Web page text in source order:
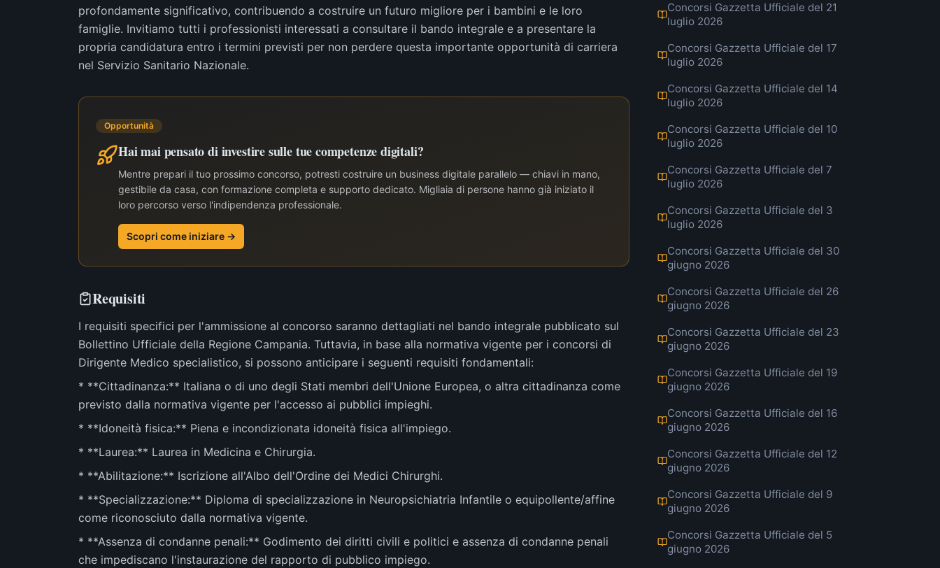
profondamente significativo, contribuendo a costruire un futuro migliore per i bambini e le loro
famiglie. Invitiamo tutti i professionisti interessati a consultare il bando integrale e a presentare la
propria candidatura entro i termini previsti per non perdere questa importante opportunità di carriera
nel Servizio Sanitario Nazionale.
Opportunità
Hai mai pensato di investire sulle tue competenze digitali?
Mentre prepari il tuo prossimo concorso, potresti costruire un business digitale parallelo — chiavi in mano,
gestibile da casa, con formazione completa e supporto dedicato. Migliaia di persone hanno già iniziato il
loro percorso verso l'indipendenza professionale.
Scopri come iniziare →
Requisiti
I requisiti specifici per l'ammissione al concorso saranno dettagliati nel bando integrale pubblicato sul
Bollettino Ufficiale della Regione Campania. Tuttavia, in base alla normativa vigente per i concorsi di
Dirigente Medico specialistico, si possono anticipare i seguenti requisiti fondamentali:
* **Cittadinanza:** Italiana o di uno degli Stati membri dell'Unione Europea, o altra cittadinanza come
previsto dalla normativa vigente per l'accesso ai pubblici impieghi.
* **Idoneità fisica:** Piena e incondizionata idoneità fisica all'impiego.
* **Laurea:** Laurea in Medicina e Chirurgia.
* **Abilitazione:** Iscrizione all'Albo dell'Ordine dei Medici Chirurghi.
* **Specializzazione:** Diploma di specializzazione in Neuropsichiatria Infantile o equipollente/affine
come riconosciuto dalla normativa vigente.
* **Assenza di condanne penali:** Godimento dei diritti civili e politici e assenza di condanne penali
che impediscano l'instaurazione del rapporto di pubblico impiego.
Concorsi Gazzetta Ufficiale del 21
luglio 2026
Concorsi Gazzetta Ufficiale del 17
luglio 2026
Concorsi Gazzetta Ufficiale del 14
luglio 2026
Concorsi Gazzetta Ufficiale del 10
luglio 2026
Concorsi Gazzetta Ufficiale del 7
luglio 2026
Concorsi Gazzetta Ufficiale del 3
luglio 2026
Concorsi Gazzetta Ufficiale del 30
giugno 2026
Concorsi Gazzetta Ufficiale del 26
giugno 2026
Concorsi Gazzetta Ufficiale del 23
giugno 2026
Concorsi Gazzetta Ufficiale del 19
giugno 2026
Concorsi Gazzetta Ufficiale del 16
giugno 2026
Concorsi Gazzetta Ufficiale del 12
giugno 2026
Concorsi Gazzetta Ufficiale del 9
giugno 2026
Concorsi Gazzetta Ufficiale del 5
giugno 2026